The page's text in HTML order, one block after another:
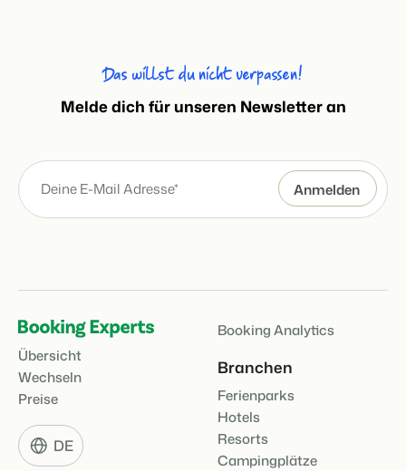
Das willst du nicht verpassen!
Melde dich für unseren Newsletter an
Übersicht
Wechseln
Preise
DE
Booking Analytics
Branchen
Ferienparks
Hotels
Resorts
Campingplätze